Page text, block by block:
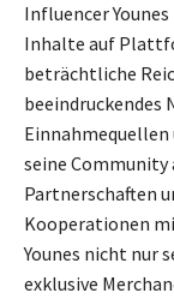
Influencer
Inhalte auf
beträchtliche
beeindruckendes
seine
Partnerschaften
Kooperationen
Younes nicht nur
exklusive